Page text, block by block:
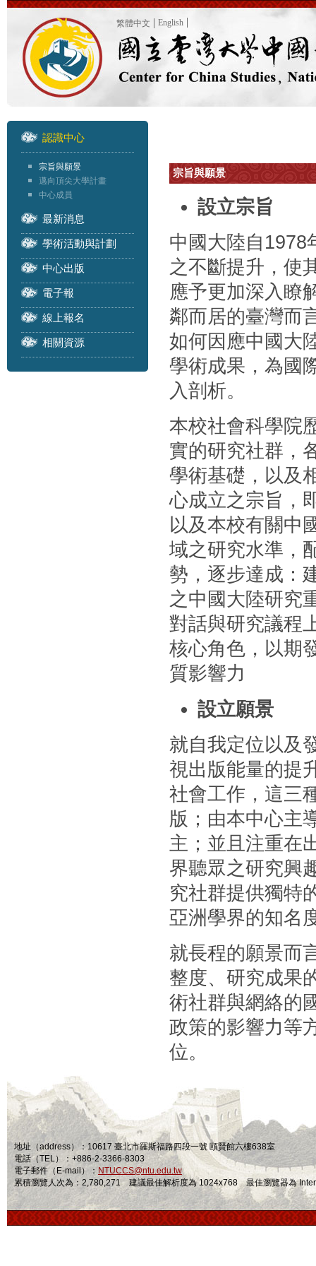
繁體中文 English
認識中心
宗旨與願景
邁向頂尖大學計畫
中心成員
最新消息
學術活動與計劃
中心出版
電子報
線上報名
相關資源
宗旨與願景
設立宗旨
中國大陸自1978
之不斷提升，使
應予更加深入瞭
鄰而居的臺灣而
如何因應中國大
學術成果，為國
入剖析。
本校社會科學院
實的研究社群，
學術基礎，以及
心成立之宗旨，
以及本校有關中
域之研究水準，
勢，逐步達成：
之中國大陸研究
對話與研究議程
核心角色，以期
質影響力
設立願景
就自我定位以及
視出版能量的提
社會工作，這三
版；由本中心主
主；並且注重在
界聽眾之研究興
究社群提供獨特
亞洲學界的知名
就長程的願景而
整度、研究成果
術社群與網絡的
政策的影響力等
位。
地址（address）：10617 臺北市羅斯福路四段一號 頤賢館六樓638室
電話（TEL）：+886-2-3366-8303
電子郵件（E-mail）： NTUCCS@ntu.edu.tw
累積瀏覽人次為：2,780,271 建議最佳解析度為 1024x768 最佳瀏覽器為